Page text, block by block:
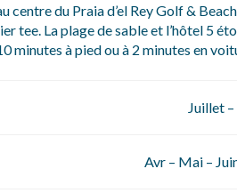
centre du Praia d’el Rey Golf &
tee. La plage de sable et l’hôtel 5
minutes à pied ou à 2 minutes en
Juillet
Avr – Mai –